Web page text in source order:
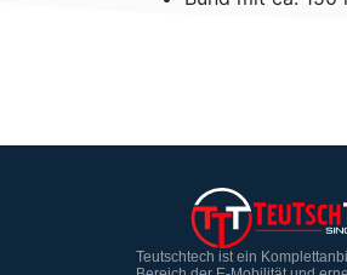
Teutschtech ist ein